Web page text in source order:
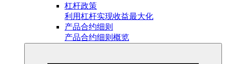
杠杆政策
利用杠杆实现收益最大化
产品合约细则
产品合约细则概览